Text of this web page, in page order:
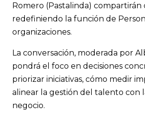
Romero (Pastalinda) compartirán
redefiniendo la función de
organizaciones.
La conversación, moderada por
pondrá el foco en decisiones
priorizar iniciativas, cómo medir
alinear la gestión del talento con
negocio.